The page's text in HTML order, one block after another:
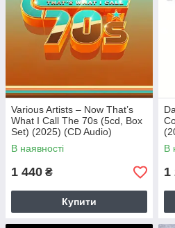
Various Artists – Now That’s
What I Call The 70s (5cd, Box
Set) (2025) (CD Audio)
(Import)
В наявності
1 440 ₴
Купити
В
1